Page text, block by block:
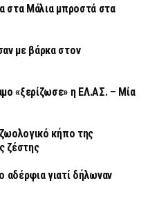
στα Μάλια μπροστά στα
με βάρκα στον
«ξερίζωσε» η ΕΛ.ΑΣ. – Μία
κήπο της
ζέστης
γιατί δήλωναν